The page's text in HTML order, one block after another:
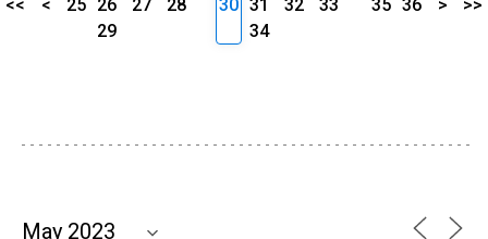
<< < 25 26 27
28
29
30 31 32
33
34
35 36 > >>